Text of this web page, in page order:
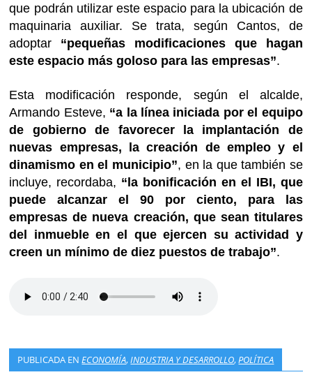
que podrán utilizar este espacio para la ubicación de
maquinaria auxiliar. Se trata, según Cantos, de
adoptar “pequeñas modificaciones que hagan
este espacio más goloso para las empresas”.
Esta modificación responde, según el alcalde,
Armando Esteve, “a la línea iniciada por el equipo
de gobierno de favorecer la implantación de
nuevas empresas, la creación de empleo y el
dinamismo en el municipio”, en la que también se
incluye, recordaba, “la bonificación en el IBI, que
puede alcanzar el 90 por ciento, para las
empresas de nueva creación, que sean titulares
del inmueble en el que ejercen su actividad y
creen un mínimo de diez puestos de trabajo”.
PUBLICADA ENECONOMÍA,INDUSTRIA Y DESARROLLO,POLÍTICA